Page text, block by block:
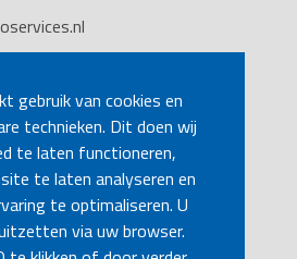
gebruik van cookies en
technieken. Dit doen wij
te laten functioneren,
te laten analyseren en
te optimaliseren. U
via uw browser.
MIJ TERUG